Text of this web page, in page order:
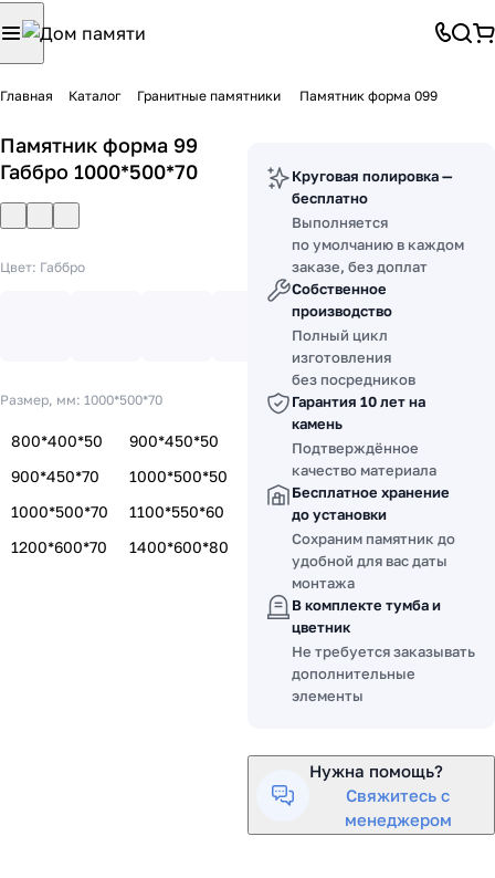
Главная Каталог Гранитные памятники Памятник форма 099
Памятник форма 99
Габбро 1000*500*70
Цвет: Габбро
Размер, мм: 1000*500*70
800*400*50
900*450*50
900*450*70
1000*500*50
1000*500*70
1100*550*60
1200*600*70
1400*600*80
Круговая полировка —
бесплатно
Выполняется
по умолчанию в каждом
заказе, без доплат
Собственное
производство
Полный цикл
изготовления
без посредников
Гарантия 10 лет на
камень
Подтверждённое
качество материала
Бесплатное хранение
до установки
Сохраним памятник до
удобной для вас даты
монтажа
В комплекте тумба и
цветник
Не требуется заказывать
дополнительные
элементы
Нужна помощь?
Свяжитесь с
менеджером